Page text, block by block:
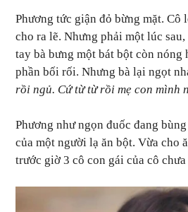
Phương tức giận đỏ bừng mặt. Cô
cho ra lẽ. Nhưng phải một lúc
tay bà bưng một bát bột còn nóng
phần bối rối. Nhưng bà lại ngọt
rồi ngủ. Cứ từ từ rồi mẹ con mình
Phương như ngọn đuốc đang
của một người lạ ăn bột. Vừa cho
trước giờ 3 cô con gái của cô